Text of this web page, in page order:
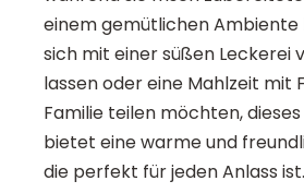
einem gemütlichen Ambiente
sich mit einer süßen Leckerei
lassen oder eine Mahlzeit mit
Familie teilen möchten,
bietet eine warme und
die perfekt für jeden Anlass ist.